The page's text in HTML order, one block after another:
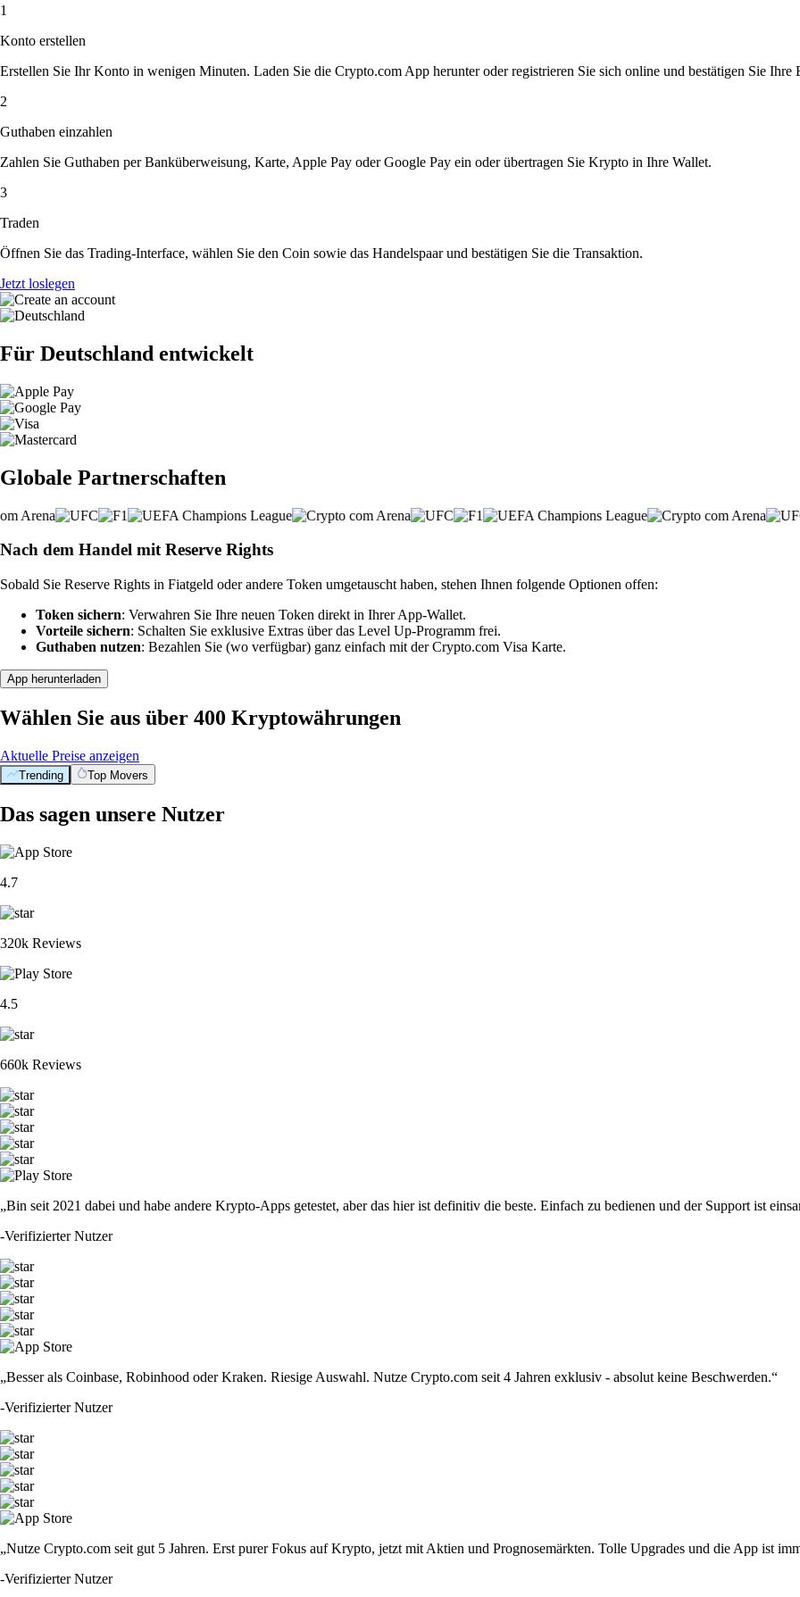
1
Konto erstellen
Erstellen Sie Ihr Konto in wenigen Minuten. Laden Sie die Crypto.com App herunter oder registrieren Sie sich online und bestätigen Sie Ihre
2
Guthaben einzahlen
Zahlen Sie Guthaben per Banküberweisung, Karte, Apple Pay oder Google Pay ein oder übertragen Sie Krypto in Ihre Wallet.
3
Traden
Öffnen Sie das Trading-Interface, wählen Sie den Coin sowie das Handelspaar und bestätigen Sie die Transaktion.
Jetzt loslegen
Für Deutschland entwickelt
Globale Partnerschaften
Nach dem Handel mit Reserve Rights
Sobald Sie Reserve Rights in Fiatgeld oder andere Token umgetauscht haben, stehen Ihnen folgende Optionen offen:
Token sichern: Verwahren Sie Ihre neuen Token direkt in Ihrer App-Wallet.
Vorteile sichern: Schalten Sie exklusive Extras über das Level Up-Programm frei.
Guthaben nutzen: Bezahlen Sie (wo verfügbar) ganz einfach mit der Crypto.com Visa Karte.
App herunterladen
Wählen Sie aus über 400 Kryptowährungen
Aktuelle Preise anzeigen
Trending Top Movers
Das sagen unsere Nutzer
4.7
320k Reviews
4.5
660k Reviews
„Bin seit 2021 dabei und habe andere Krypto-Apps getestet, aber das hier ist definitiv die beste. Einfach zu bedienen und der Support ist
-Verifizierter Nutzer
„Besser als Coinbase, Robinhood oder Kraken. Riesige Auswahl. Nutze Crypto.com seit 4 Jahren exklusiv - absolut keine Beschwerden.“
-Verifizierter Nutzer
„Nutze Crypto.com seit gut 5 Jahren. Erst purer Fokus auf Krypto, jetzt mit Aktien und Prognosemärkten. Tolle Upgrades und die App ist
-Verifizierter Nutzer